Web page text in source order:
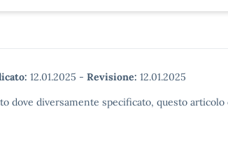
12.01.2025 - Revisione: 12.01.2025
dove diversamente specificato, questo